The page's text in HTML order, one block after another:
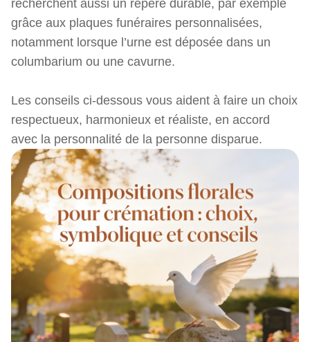
recherchent aussi un repère durable, par exemple
grâce aux plaques funéraires personnalisées,
notamment lorsque l’urne est déposée dans un
columbarium ou une cavurne.
Les conseils ci-dessous vous aident à faire un choix
respectueux, harmonieux et réaliste, en accord
avec la personnalité de la personne disparue.